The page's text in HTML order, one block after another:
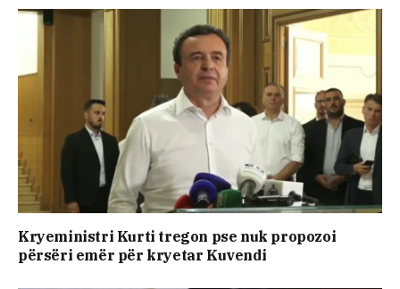
Kryeministri Kurti tregon pse nuk propozoi
përsëri emër për kryetar Kuvendi